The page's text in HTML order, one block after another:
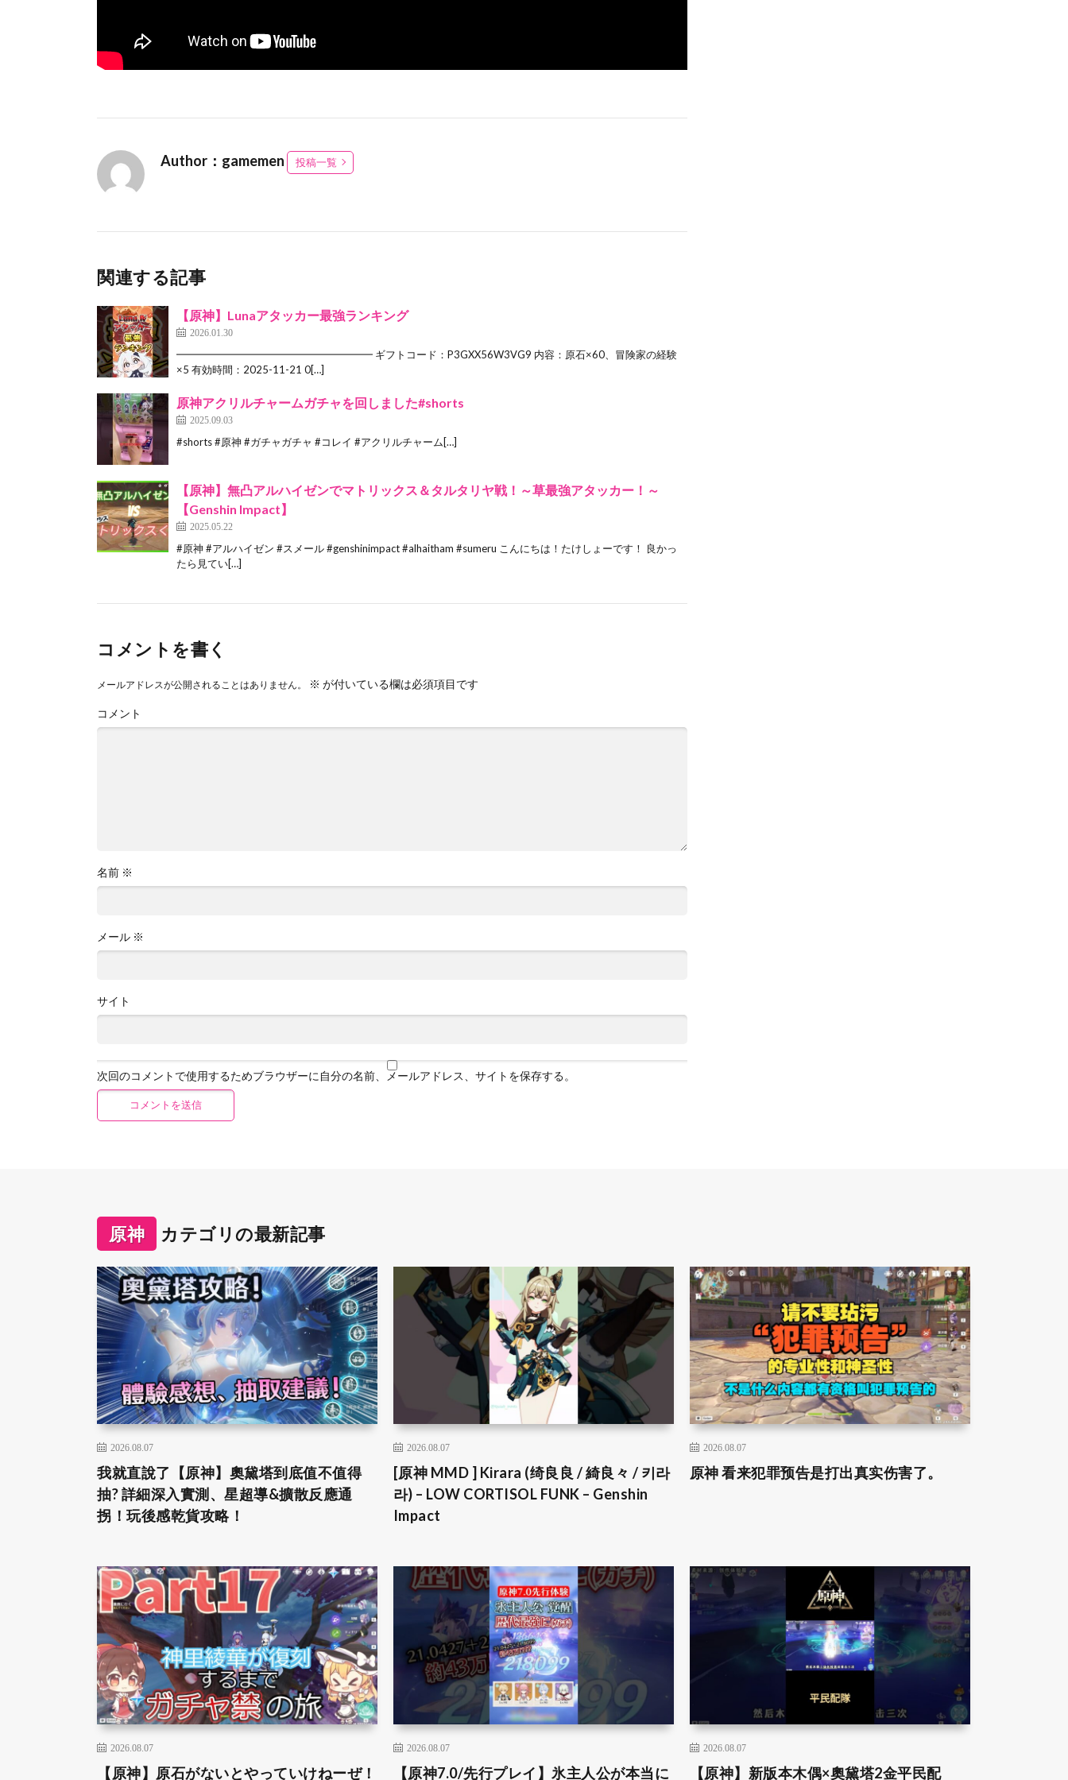
Author：gamemen 投稿一覧
関連する記事
【原神】Lunaアタッカー最強ランキング
2026.01.30
━━━━━━━━━━━━━━━━━━━ ギフトコード：P3GXX56W3VG9 内容：原石×60、冒険家の経験
×5 有効時間：2025-11-21 0[…]
原神アクリルチャームガチャを回しました#shorts
2025.09.03
#shorts #原神 #ガチャガチャ #コレイ #アクリルチャーム[…]
【原神】無凸アルハイゼンでマトリックス＆タルタリヤ戦！～草最強アタッカー！～
【Genshin Impact】
2025.05.22
#原神 #アルハイゼン #スメール #genshinimpact #alhaitham #sumeru こんにちは！たけしょーです！ 良かっ
たら見てい[…]
コメントを書く
メールアドレスが公開されることはありません。 ※ が付いている欄は必須項目です
コメント
名前 ※
メール ※
サイト
次回のコメントで使用するためブラウザーに自分の名前、メールアドレス、サイトを保存する。
原神 カテゴリの最新記事
2026.08.07
我就直說了【原神】奧黛塔到底值不值得
抽? 詳細深入實測、星超導&擴散反應通
拐！玩後感乾貨攻略！
2026.08.07
[原神 MMD ] Kirara (绮良良 / 綺良々 / 키라
라) – LOW CORTISOL FUNK – Genshin
Impact
2026.08.07
原神 看来犯罪预告是打出真实伤害了。
2026.08.07
【原神】原石がないとやっていけねーぜ！
2026.08.07
【原神7.0/先行プレイ】氷主人公が本当に
2026.08.07
【原神】新版本木偶×奧黛塔2金平民配